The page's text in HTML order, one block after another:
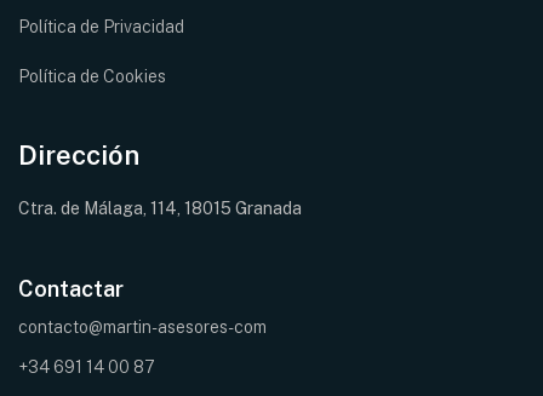
Política de Privacidad
Política de Cookies
Dirección
Ctra. de Málaga, 114, 18015 Granada
Contactar
contacto@martin-asesores-com
+34 691 14 00 87